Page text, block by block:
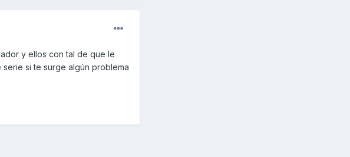
y ellos con tal de que le
si te surge algún problema